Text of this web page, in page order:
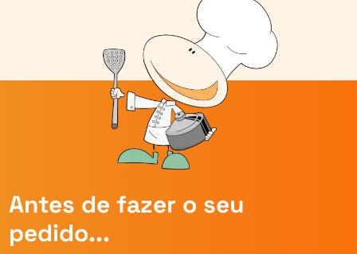
Antes de fazer o seu
pedido...